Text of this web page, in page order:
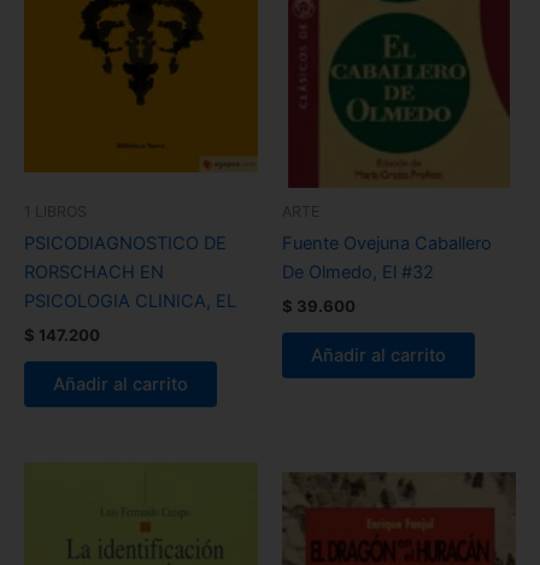
1 LIBROS
PSICODIAGNOSTICO DE
RORSCHACH EN
PSICOLOGIA CLINICA, EL
$ 147.200
Añadir al carrito
ARTE
Fuente Ovejuna Caballero
De Olmedo, El #32
$ 39.600
Añadir al carrito